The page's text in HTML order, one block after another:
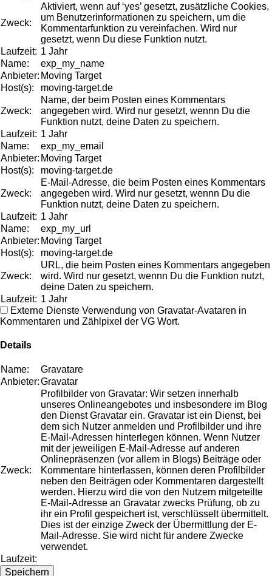
Zweck:
Aktiviert, wenn auf ‘yes’ gesetzt, zusätzliche Cookies,
um Benutzerinformationen zu speichern, um die
Kommentarfunktion zu vereinfachen. Wird nur
gesetzt, wenn Du diese Funktion nutzt.
Laufzeit: 1 Jahr
Name:
exp_my_name
Anbieter: Moving Target
Host(s):
moving-target.de
Zweck:
Name, der beim Posten eines Kommentars
angegeben wird. Wird nur gesetzt, wennn Du die
Funktion nutzt, deine Daten zu speichern.
Laufzeit: 1 Jahr
Name:
exp_my_email
Anbieter: Moving Target
Host(s):
moving-target.de
Zweck:
E-Mail-Adresse, die beim Posten eines Kommentars
angegeben wird. Wird nur gesetzt, wennn Du die
Funktion nutzt, deine Daten zu speichern.
Laufzeit: 1 Jahr
Name:
exp_my_url
Anbieter: Moving Target
Host(s):
moving-target.de
Zweck:
URL, die beim Posten eines Kommentars angegeben
wird. Wird nur gesetzt, wennn Du die Funktion nutzt,
deine Daten zu speichern.
Laufzeit: 1 Jahr
Externe Dienste Verwendung von Gravatar-Avataren in
Kommentaren und Zählpixel der VG Wort.
Details
Name:
Gravatare
Anbieter:Gravatar
Zweck:
Profilbilder von Gravatar: Wir setzen innerhalb
unseres Onlineangebotes und insbesondere im Blog
den Dienst Gravatar ein. Gravatar ist ein Dienst, bei
dem sich Nutzer anmelden und Profilbilder und ihre
E-Mail-Adressen hinterlegen können. Wenn Nutzer
mit der jeweiligen E-Mail-Adresse auf anderen
Onlinepräsenzen (vor allem in Blogs) Beiträge oder
Kommentare hinterlassen, können deren Profilbilder
neben den Beiträgen oder Kommentaren dargestellt
werden. Hierzu wird die von den Nutzern mitgeteilte
E-Mail-Adresse an Gravatar zwecks Prüfung, ob zu
ihr ein Profil gespeichert ist, verschlüsselt übermittelt.
Dies ist der einzige Zweck der Übermittlung der E-
Mail-Adresse. Sie wird nicht für andere Zwecke
verwendet.
Laufzeit:
Speichern